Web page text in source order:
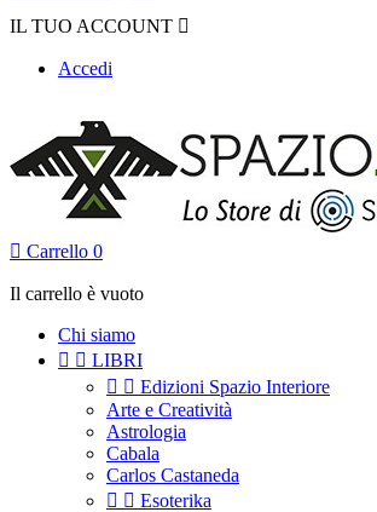
IL TUO ACCOUNT 
Accedi
 Carrello 0
Il carrello è vuoto
Chi siamo
  LIBRI
  Edizioni Spazio Interiore
Arte e Creatività
Astrologia
Cabala
Carlos Castaneda
  Esoterika